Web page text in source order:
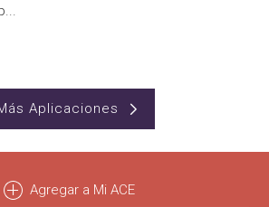
Aplicaciones
Agregar a Mi ACE